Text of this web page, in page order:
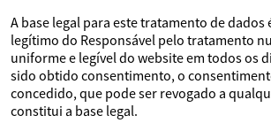
A base legal para este tratamento de dados
legítimo do Responsável pelo tratamento
uniforme e legível do website em todos os
sido obtido consentimento, o
concedido, que pode ser revogado a
constitui a base legal.